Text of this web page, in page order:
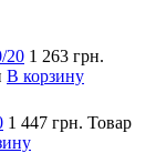
20 1 263 грн.
В корзину
1 447 грн. Товар